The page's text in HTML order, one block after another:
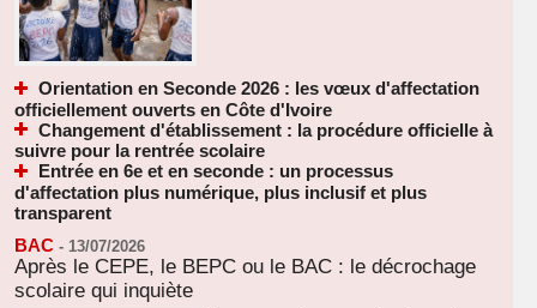
Orientation en Seconde 2026 : les vœux d'affectation
officiellement ouverts en Côte d'Ivoire
Changement d'établissement : la procédure officielle à
suivre pour la rentrée scolaire
Entrée en 6e et en seconde : un processus
d'affectation plus numérique, plus inclusif et plus
transparent
BAC - 13/07/2026
Après le CEPE, le BEPC ou le BAC : le décrochage
scolaire qui inquiète